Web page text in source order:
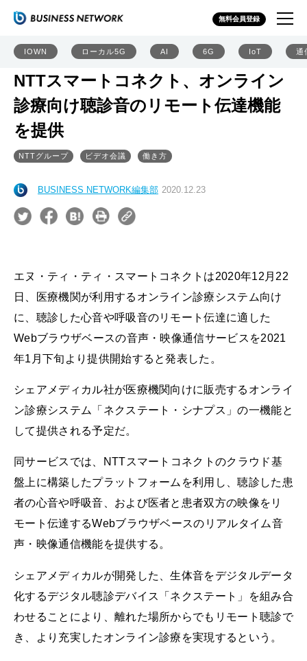
無料会員登録
IOWN ローカル5G AI 6G IoT 通
NTTスマートコネクト、オンライン
診療向け聴診音のリモート伝達機能
を提供
NTTグループ ビデオ会議 働き方
BUSINESS NETWORK編集部 2020.12.23
エヌ・ティ・ティ・スマートコネクトは2020年12月22
日、医療機関が利用するオンライン診療システム向け
に、聴診した心音や呼吸音のリモート伝達に適した
Webブラウザベースの音声・映像通信サービスを2021
年1月下旬より提供開始すると発表した。
シェアメディカル社が医療機関向けに販売するオンライ
ン診療システム「ネクステート・シナプス」の一機能と
して提供される予定だ。
同サービスでは、NTTスマートコネクトのクラウド基
盤上に構築したプラットフォームを利用し、聴診した患
者の心音や呼吸音、および医者と患者双方の映像をリ
モート伝達するWebブラウザベースのリアルタイム音
声・映像通信機能を提供する。
シェアメディカルが開発した、生体音をデジタルデータ
化するデジタル聴診デバイス「ネクステート」を組み合
わせることにより、離れた場所からでもリモート聴診で
き、より充実したオンライン診療を実現するという。